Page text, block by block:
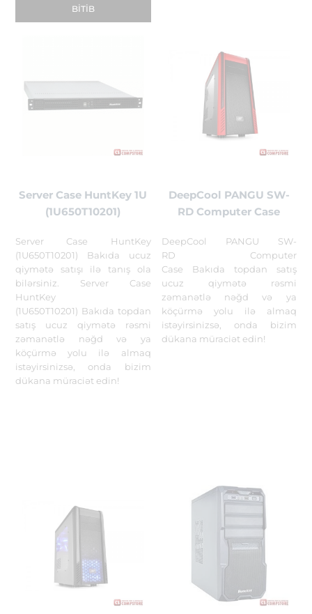
BITIB
Server Case HuntKey 1U
(1U650T10201)
Server Case HuntKey
(1U650T10201) Bakıda ucuz
qiymətə satışı ilə tanış ola
bilərsiniz. Server Case
HuntKey
(1U650T10201) Bakıda topdan
satış ucuz qiymətə rəsmi
zəmanətlə nəğd və ya
köçürmə yolu ilə almaq
istəyirsinizsə, onda bizim
dükana müraciət edin!
DeepCool PANGU SW-
RD Computer Case
DeepCool PANGU SW-
RD Computer
Case Bakıda topdan satış
ucuz qiymətə rəsmi
zəmanətlə nəğd və ya
köçürmə yolu ilə almaq
istəyirsinizsə, onda bizim
dükana müraciət edin!